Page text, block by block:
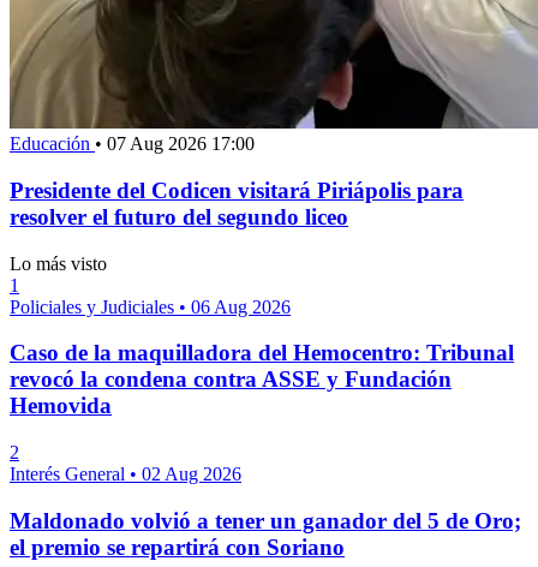
Educación • 07 Aug 2026 17:00
Presidente del Codicen visitará Piriápolis para
resolver el futuro del segundo liceo
Lo más visto
1
Policiales y Judiciales • 06 Aug 2026
Caso de la maquilladora del Hemocentro: Tribunal
revocó la condena contra ASSE y Fundación
Hemovida
2
Interés General • 02 Aug 2026
Maldonado volvió a tener un ganador del 5 de Oro;
el premio se repartirá con Soriano